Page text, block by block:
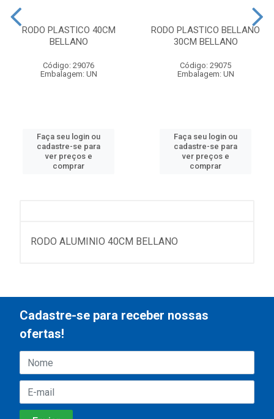
RODO PLASTICO 40CM
BELLANO
Código: 29076
Embalagem: UN
Faça seu login ou
cadastre-se para
ver preços e
comprar
RODO PLASTICO BELLANO
30CM BELLANO
Código: 29075
Embalagem: UN
Faça seu login ou
cadastre-se para
ver preços e
comprar
RODO ALUMINIO 40CM BELLANO
Cadastre-se para receber nossas
ofertas!